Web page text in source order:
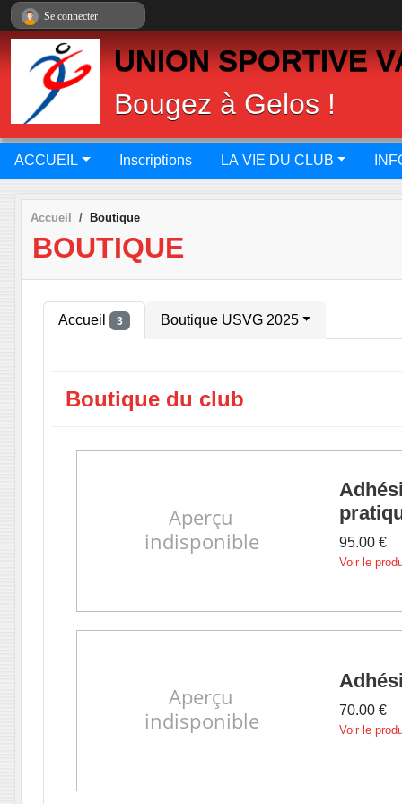
UNION SPORTIVE
Bougez à Gelos !
ACCUEIL Inscriptions LA VIE DU CLUB
Accueil Boutique
BOUTIQUE
Accueil 3 Boutique USVG 2025
Boutique du club
95.00 €
Voir le
70.00 €
Voir le
Se connecter
Panneau de gestion des cookies